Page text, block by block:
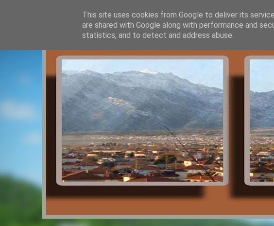
This site uses cookies from Google to deliver its
are shared with Google along with performance and
statistics, and to detect and address abuse.